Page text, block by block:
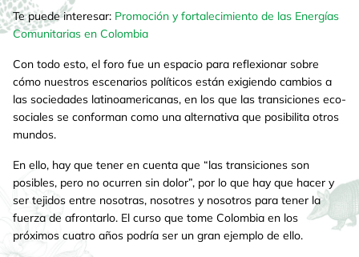
Te puede interesar: Promoción y fortalecimiento de las Energías
Comunitarias en Colombia
Con todo esto, el foro fue un espacio para reflexionar sobre
cómo nuestros escenarios políticos están exigiendo cambios a
las sociedades latinoamericanas, en los que las transiciones eco-
sociales se conforman como una alternativa que posibilita otros
mundos.
En ello, hay que tener en cuenta que “las transiciones son
posibles, pero no ocurren sin dolor”, por lo que hay que hacer y
ser tejidos entre nosotras, nosotres y nosotros para tener la
fuerza de afrontarlo. El curso que tome Colombia en los
próximos cuatro años podría ser un gran ejemplo de ello.